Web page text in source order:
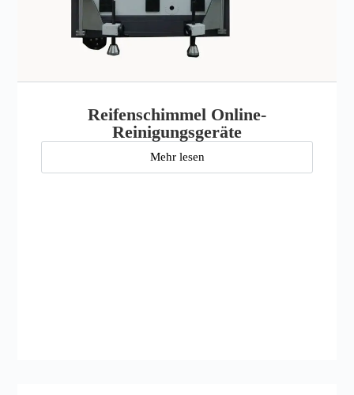
Reifenschimmel Online-
Reinigungsgeräte
Mehr lesen